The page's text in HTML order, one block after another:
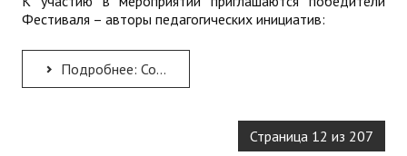
Фестиваля – авторы педагогических инициатив:
Подробнее: Совсем скоро состоится завершающий (очный) этап Крымского фестиваля педагогических инициатив – 2025
Страница 12 из 207